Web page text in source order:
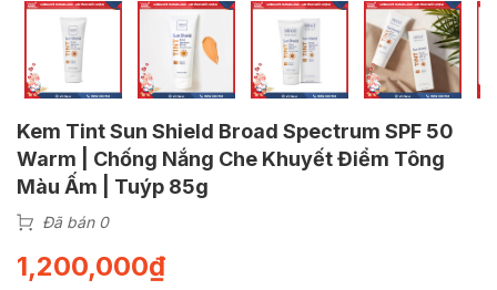
Kem Tint Sun Shield Broad Spectrum SPF 50
Warm | Chống Nắng Che Khuyết Điểm Tông
Màu Ấm | Tuýp 85g
Đã bán 0
1,200,000₫